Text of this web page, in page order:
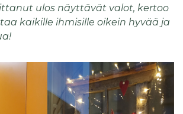
ulos näyttävät valot, kertoo
kaikille ihmisille oikein hyvää ja